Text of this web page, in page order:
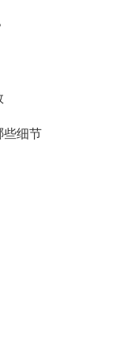
些细节